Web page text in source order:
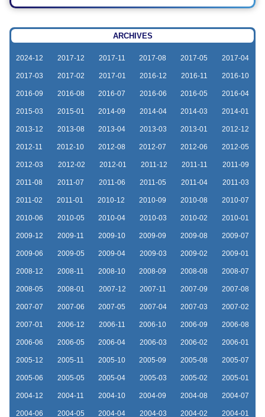
ARCHIVES
2024-12 2017-12 2017-11 2017-08 2017-05 2017-04
2017-03 2017-02 2017-01 2016-12 2016-11 2016-10
2016-09 2016-08 2016-07 2016-06 2016-05 2016-04
2015-03 2015-01 2014-09 2014-04 2014-03 2014-01
2013-12 2013-08 2013-04 2013-03 2013-01 2012-12
2012-11 2012-10 2012-08 2012-07 2012-06 2012-05
2012-03 2012-02 2012-01 2011-12 2011-11 2011-09
2011-08 2011-07 2011-06 2011-05 2011-04 2011-03
2011-02 2011-01 2010-12 2010-09 2010-08 2010-07
2010-06 2010-05 2010-04 2010-03 2010-02 2010-01
2009-12 2009-11 2009-10 2009-09 2009-08 2009-07
2009-06 2009-05 2009-04 2009-03 2009-02 2009-01
2008-12 2008-11 2008-10 2008-09 2008-08 2008-07
2008-05 2008-01 2007-12 2007-11 2007-09 2007-08
2007-07 2007-06 2007-05 2007-04 2007-03 2007-02
2007-01 2006-12 2006-11 2006-10 2006-09 2006-08
2006-06 2006-05 2006-04 2006-03 2006-02 2006-01
2005-12 2005-11 2005-10 2005-09 2005-08 2005-07
2005-06 2005-05 2005-04 2005-03 2005-02 2005-01
2004-12 2004-11 2004-10 2004-09 2004-08 2004-07
2004-06 2004-05 2004-04 2004-03 2004-02 2004-01